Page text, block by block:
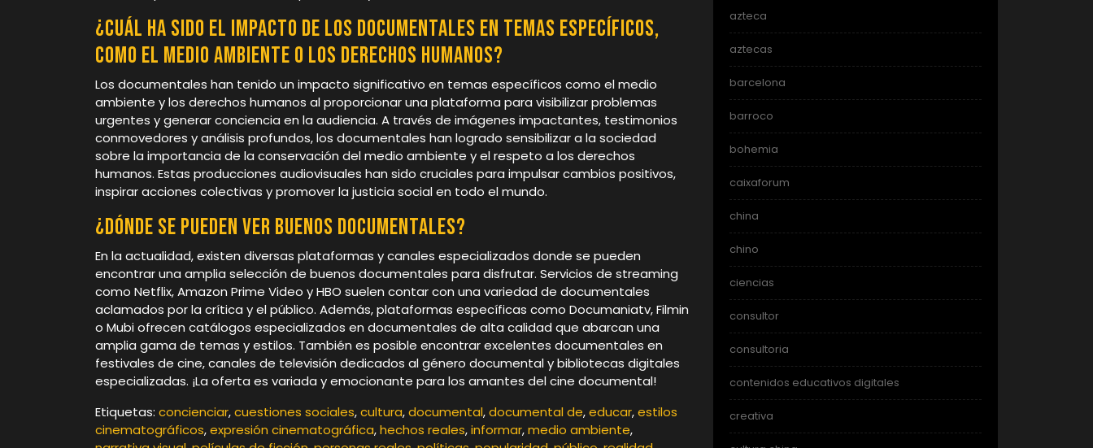
¿Cuál ha sido el impacto de los documentales en temas específicos,
como el medio ambiente o los derechos humanos?
Los documentales han tenido un impacto significativo en temas específicos como el medio
ambiente y los derechos humanos al proporcionar una plataforma para visibilizar problemas
urgentes y generar conciencia en la audiencia. A través de imágenes impactantes, testimonios
conmovedores y análisis profundos, los documentales han logrado sensibilizar a la sociedad
sobre la importancia de la conservación del medio ambiente y el respeto a los derechos
humanos. Estas producciones audiovisuales han sido cruciales para impulsar cambios positivos,
inspirar acciones colectivas y promover la justicia social en todo el mundo.
¿Dónde se pueden ver buenos documentales?
En la actualidad, existen diversas plataformas y canales especializados donde se pueden
encontrar una amplia selección de buenos documentales para disfrutar. Servicios de streaming
como Netflix, Amazon Prime Video y HBO suelen contar con una variedad de documentales
aclamados por la crítica y el público. Además, plataformas específicas como Documaniatv, Filmin
o Mubi ofrecen catálogos especializados en documentales de alta calidad que abarcan una
amplia gama de temas y estilos. También es posible encontrar excelentes documentales en
festivales de cine, canales de televisión dedicados al género documental y bibliotecas digitales
especializadas. ¡La oferta es variada y emocionante para los amantes del cine documental!
Etiquetas: concienciar,cuestiones sociales,cultura,documental,documental de,educar,estilos
cinematográficos,expresión cinematográfica,hechos reales,informar,medio ambiente,
azteca
aztecas
barcelona
barroco
bohemia
caixaforum
china
chino
ciencias
consultor
consultoria
contenidos educativos digitales
creativa